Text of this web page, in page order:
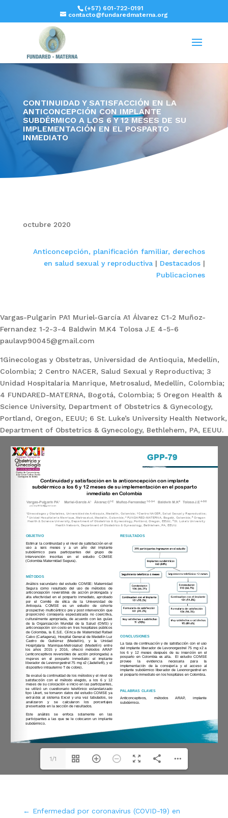
(+57) 601-722-0191
contacto@fundaredmaterna.org
CONTINUIDAD Y SATISFACCIÓN EN LA
ANTICONCEPCIÓN CON IMPLANTE
SUBDÉRMICO A LOS 6 Y 12 MESES DE SU
IMPLEMENTACIÓN EN EL POSPARTO
INMEDIATO
octubre 2020
Anticoncepción, planificación familiar, derechos
en salud sexual y reproductiva | Destacados |
Publicaciones
Vargas-Pulgarin PA1 Muriel-García A1 Álvarez C1-2 Muñoz-
Fernandez 1-2-3-4 Baldwin M.K4 Tolosa J.E 4-5-6
paulavp90045@gmail.com
1Ginecologas y Obstetras, Universidad de Antioquia, Medellín,
Colombia; 2 Centro NACER, Salud Sexual y Reproductiva; 3
Unidad Hospitalaria Manrique, Metrosalud, Medellín, Colombia;
4 FUNDARED-MATERNA, Bogotá, Colombia; 5 Oregon Health &
Science University, Department of Obstetrics & Gynecology,
Portland, Oregon, EEUU; 6 St. Luke’s University Health Network,
Department of Obstetrics & Gynecology, Bethlehem, PA, EEUU.
1/1
← Enfermedad por coronavirus (COVID-19) en